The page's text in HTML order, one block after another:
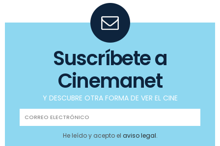
Suscríbete a
Cinemanet
Y DESCUBRE OTRA FORMA DE VER EL CINE
He leído y acepto el aviso legal.